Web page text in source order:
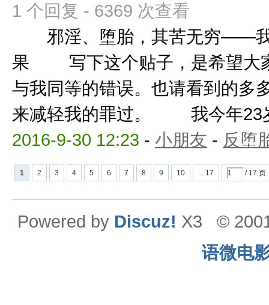
1 个回复 - 6369 次查看
邪淫、堕胎，其苦无穷——我
果 写下这个贴子，是希望大
与我同等的错误。也请看到的多
来减轻我的罪过。 我今年23
2016-9-30 12:23 - 小朋友 - 反堕
1 2 3 4 5 6 7 8 9 10 ... 17 / 17 页
Powered by Discuz! X3
©
语微电